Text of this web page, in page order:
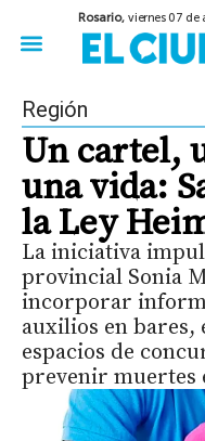
Rosario,viernes 07 de
Región
Un cartel,
una vida:
la Ley
La iniciativa
provincial Sonia
incorporar
auxilios en bares,
espacios de
prevenir muertes